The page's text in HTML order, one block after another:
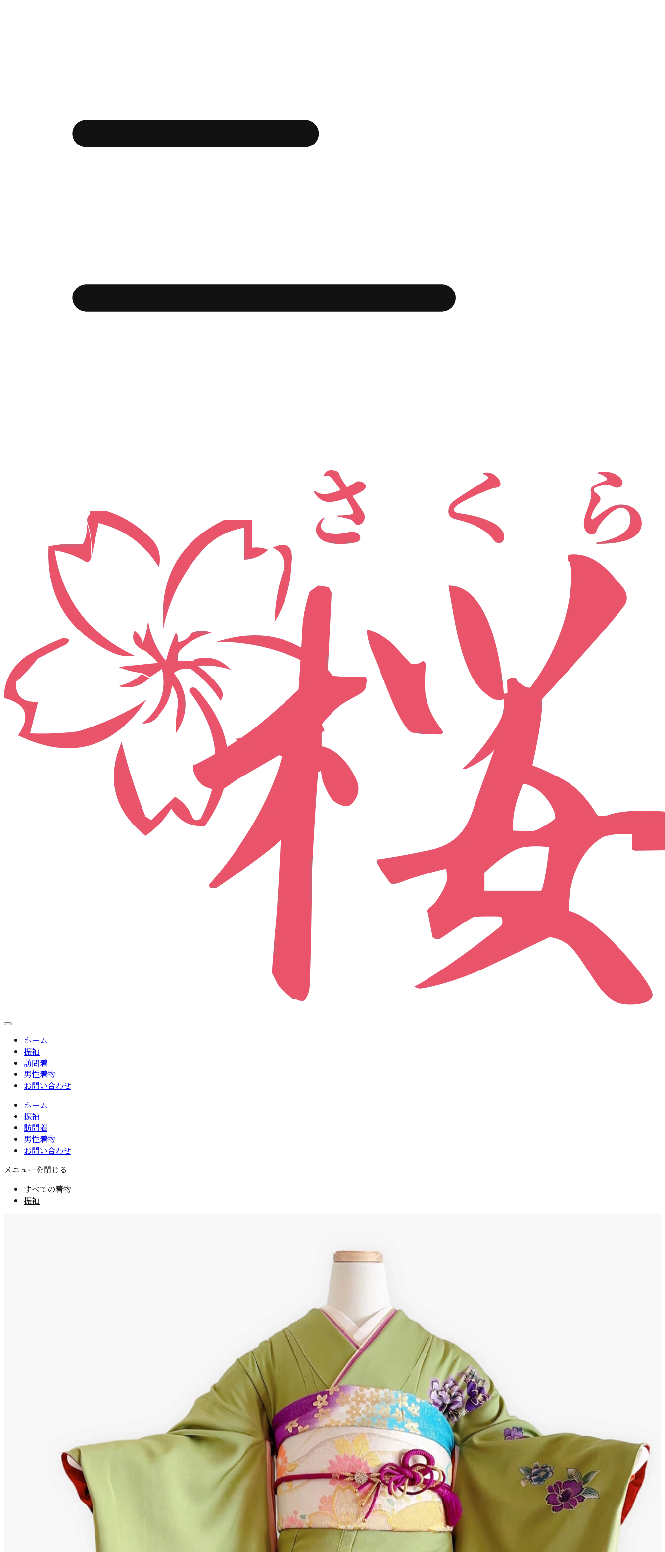
ホーム
振袖
訪問着
男性着物
お問い合わせ
ホーム
振袖
訪問着
男性着物
お問い合わせ
メニューを閉じる
すべての着物
振袖